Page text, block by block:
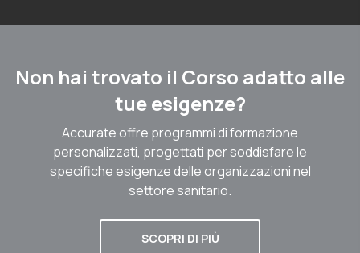
Non hai trovato il Corso adatto alle
tue esigenze?
Accurate offre programmi di formazione
personalizzati, progettati per soddisfare le
specifiche esigenze delle organizzazioni nel
settore sanitario.
SCOPRI DI PIÙ